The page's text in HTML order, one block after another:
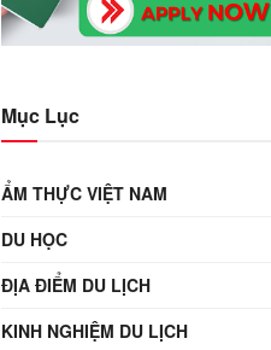
Mục Lục
ẨM THỰC VIỆT NAM
DU HỌC
ĐỊA ĐIỂM DU LỊCH
KINH NGHIỆM DU LỊCH